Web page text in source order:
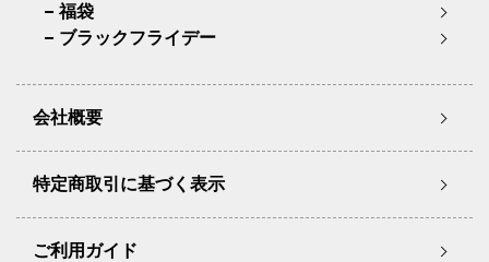
福袋
ブラックフライデー
会社概要
特定商取引に基づく表示
ご利用ガイド